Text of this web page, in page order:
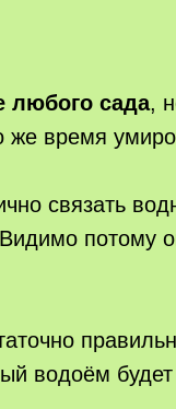
любого сада,
время
связать
потому
водоём